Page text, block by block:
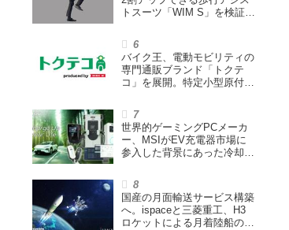
トスーツ「WIM S」を検証。
も言われる理由を探る
バイク王、電動モビリティの
専門通販ブランド「トクテ
コ」を展開。特定小型原付や
世界的ゲーミングPCメーカ
ー、MSIがEV充電器市場に
参入した背景にあった冷却技
回】
国産の月面輸送サービス構築
へ。ispaceと三菱重工、H3
ロケットによる月着陸船の打